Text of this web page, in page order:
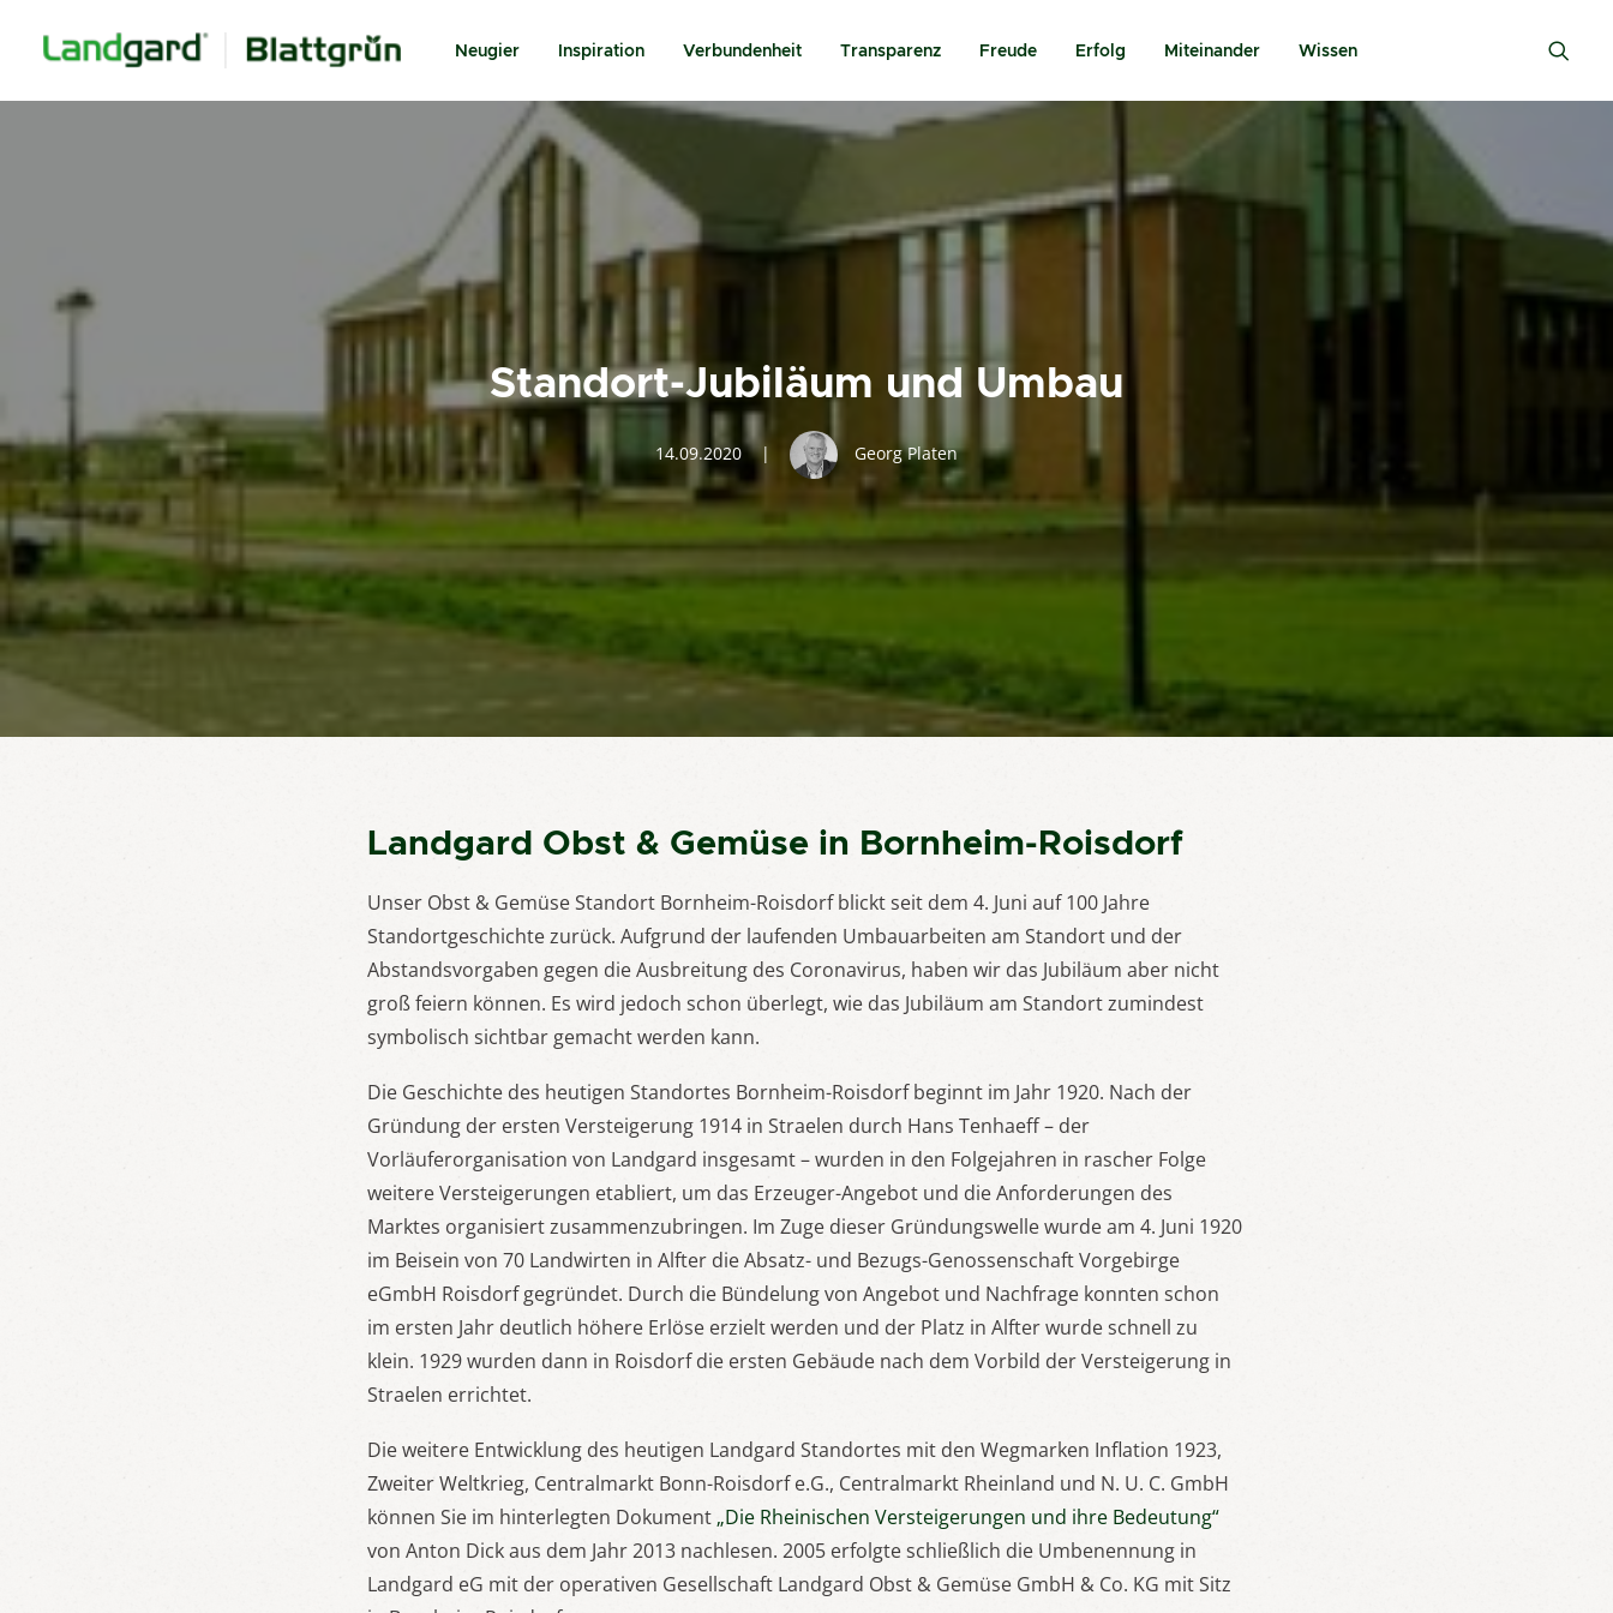
Neugier Inspiration Verbundenheit Transparenz Freude Erfolg Miteinander Wissen
Standort-Jubiläum und Umbau
14.09.2020 | Georg Platen
Landgard Obst & Gemüse in Bornheim-Roisdorf
Unser Obst & Gemüse Standort Bornheim-Roisdorf blickt seit dem 4. Juni auf 100 Jahre
Standortgeschichte zurück. Aufgrund der laufenden Umbauarbeiten am Standort und der
Abstandsvorgaben gegen die Ausbreitung des Coronavirus, haben wir das Jubiläum aber nicht
groß feiern können. Es wird jedoch schon überlegt, wie das Jubiläum am Standort zumindest
symbolisch sichtbar gemacht werden kann.
Die Geschichte des heutigen Standortes Bornheim-Roisdorf beginnt im Jahr 1920. Nach der
Gründung der ersten Versteigerung 1914 in Straelen durch Hans Tenhaeff – der
Vorläuferorganisation von Landgard insgesamt – wurden in den Folgejahren in rascher Folge
weitere Versteigerungen etabliert, um das Erzeuger-Angebot und die Anforderungen des
Marktes organisiert zusammenzubringen. Im Zuge dieser Gründungswelle wurde am 4. Juni 1920
im Beisein von 70 Landwirten in Alfter die Absatz- und Bezugs-Genossenschaft Vorgebirge
eGmbH Roisdorf gegründet. Durch die Bündelung von Angebot und Nachfrage konnten schon
im ersten Jahr deutlich höhere Erlöse erzielt werden und der Platz in Alfter wurde schnell zu
klein. 1929 wurden dann in Roisdorf die ersten Gebäude nach dem Vorbild der Versteigerung in
Straelen errichtet.
Die weitere Entwicklung des heutigen Landgard Standortes mit den Wegmarken Inflation 1923,
Zweiter Weltkrieg, Centralmarkt Bonn-Roisdorf e.G., Centralmarkt Rheinland und N. U. C. GmbH
können Sie im hinterlegten Dokument „Die Rheinischen Versteigerungen und ihre Bedeutung“
von Anton Dick aus dem Jahr 2013 nachlesen. 2005 erfolgte schließlich die Umbenennung in
Landgard eG mit der operativen Gesellschaft Landgard Obst & Gemüse GmbH & Co. KG mit Sitz